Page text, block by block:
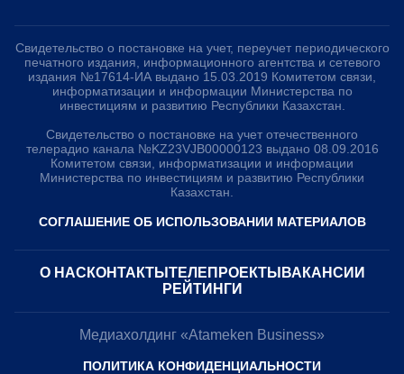
Свидетельство о постановке на учет, переучет периодического
печатного издания, информационного агентства и сетевого
издания №17614-ИА выдано 15.03.2019 Комитетом связи,
информатизации и информации Министерства по
инвестициям и развитию Республики Казахстан.
Свидетельство о постановке на учет отечественного
телерадио канала №KZ23VJB00000123 выдано 08.09.2016
Комитетом связи, информатизации и информации
Министерства по инвестициям и развитию Республики
Казахстан.
СОГЛАШЕНИЕ ОБ ИСПОЛЬЗОВАНИИ МАТЕРИАЛОВ
О НАС КОНТАКТЫ ТЕЛЕПРОЕКТЫ ВАКАНСИИ
РЕЙТИНГИ
Медиахолдинг «Atameken Business»
ПОЛИТИКА КОНФИДЕНЦИАЛЬНОСТИ